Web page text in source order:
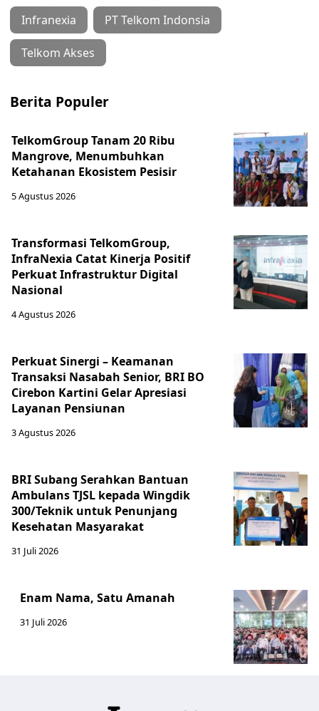
Infranexia PT Telkom Indonsia
Telkom Akses
Berita Populer
TelkomGroup Tanam 20 Ribu
Mangrove, Menumbuhkan
Ketahanan Ekosistem Pesisir
5 Agustus 2026
Transformasi TelkomGroup,
InfraNexia Catat Kinerja Positif
Perkuat Infrastruktur Digital
Nasional
4 Agustus 2026
Perkuat Sinergi – Keamanan
Transaksi Nasabah Senior, BRI BO
Cirebon Kartini Gelar Apresiasi
Layanan Pensiunan
3 Agustus 2026
BRI Subang Serahkan Bantuan
Ambulans TJSL kepada Wingdik
300/Teknik untuk Penunjang
Kesehatan Masyarakat ​
31 Juli 2026
Enam Nama, Satu Amanah
31 Juli 2026